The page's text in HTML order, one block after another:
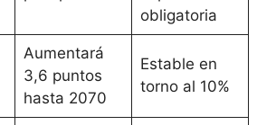
obligatoria
Aumentará
3,6 puntos
hasta 2070
Estable en
torno al 10%